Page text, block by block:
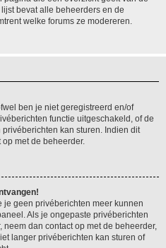
bevat alle beheerders en de
welke forums ze modereren.
ben je niet geregistreerd en/of
functie uitgeschakeld, of de
kan sturen. Indien dit
op met de beheerder.
geen privéberichten meer kunnen
Als je ongepaste privéberichten
dan contact op met de beheerder,
langer privéberichten kan sturen of